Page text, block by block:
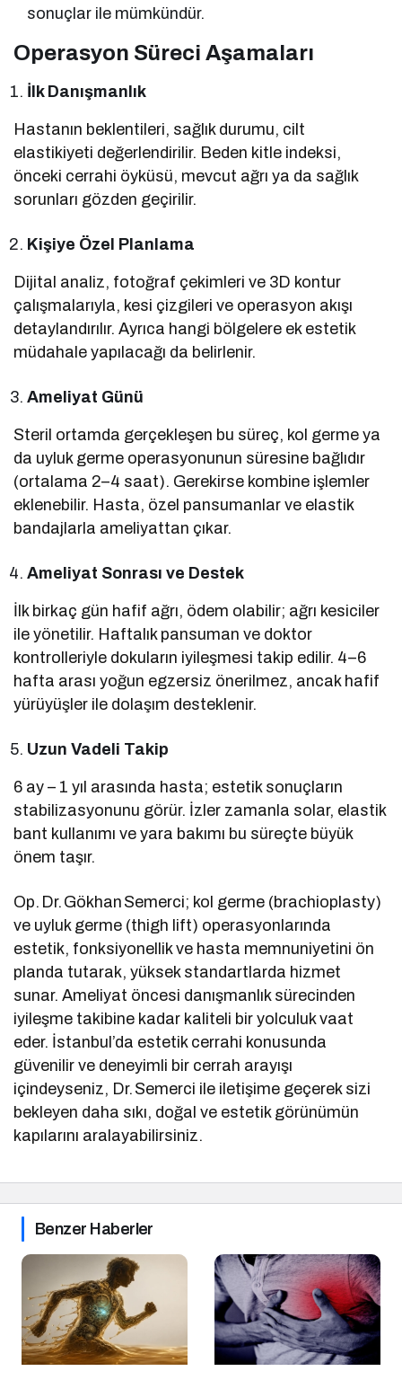
sonuçlar ile mümkündür.
Operasyon Süreci Aşamaları
İlk Danışmanlık
Hastanın beklentileri, sağlık durumu, cilt
elastikiyeti değerlendirilir. Beden kitle indeksi,
önceki cerrahi öyküsü, mevcut ağrı ya da sağlık
sorunları gözden geçirilir.
Kişiye Özel Planlama
Dijital analiz, fotoğraf çekimleri ve 3D kontur
çalışmalarıyla, kesi çizgileri ve operasyon akışı
detaylandırılır. Ayrıca hangi bölgelere ek estetik
müdahale yapılacağı da belirlenir.
Ameliyat Günü
Steril ortamda gerçekleşen bu süreç, kol germe ya
da uyluk germe operasyonunun süresine bağlıdır
(ortalama 2–4 saat). Gerekirse kombine işlemler
eklenebilir. Hasta, özel pansumanlar ve elastik
bandajlarla ameliyattan çıkar.
Ameliyat Sonrası ve Destek
İlk birkaç gün hafif ağrı, ödem olabilir; ağrı kesiciler
ile yönetilir. Haftalık pansuman ve doktor
kontrolleriyle dokuların iyileşmesi takip edilir. 4–6
hafta arası yoğun egzersiz önerilmez, ancak hafif
yürüyüşler ile dolaşım desteklenir.
Uzun Vadeli Takip
6 ay – 1 yıl arasında hasta; estetik sonuçların
stabilizasyonunu görür. İzler zamanla solar, elastik
bant kullanımı ve yara bakımı bu süreçte büyük
önem taşır.
Op. Dr. Gökhan Semerci; kol germe (brachioplasty)
ve uyluk germe (thigh lift) operasyonlarında
estetik, fonksiyonellik ve hasta memnuniyetini ön
planda tutarak, yüksek standartlarda hizmet
sunar. Ameliyat öncesi danışmanlık sürecinden
iyileşme takibine kadar kaliteli bir yolculuk vaat
eder. İstanbul’da estetik cerrahi konusunda
güvenilir ve deneyimli bir cerrah arayışı
içindeyseniz, Dr. Semerci ile iletişime geçerek sizi
bekleyen daha sıkı, doğal ve estetik görünümün
kapılarını aralayabilirsiniz.
Benzer Haberler